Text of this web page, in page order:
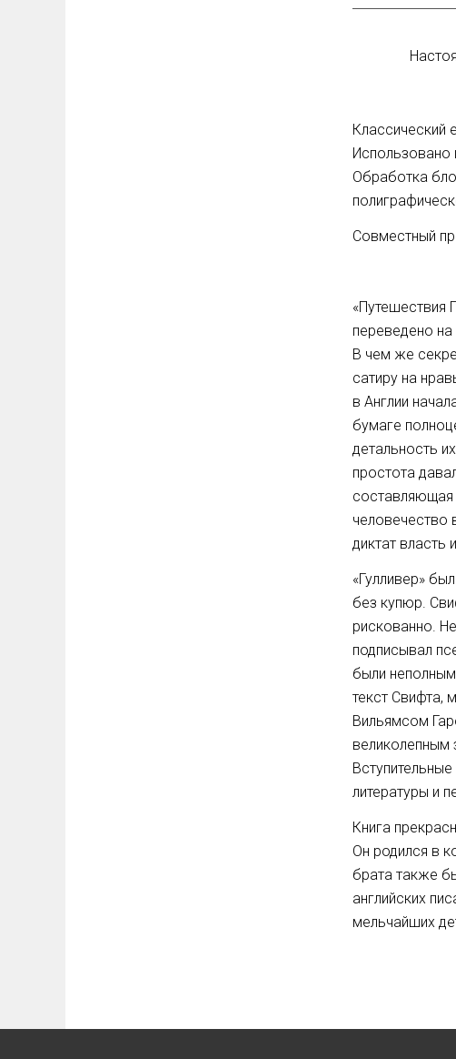
Классический
Использовано
Обработка
Совместный
«Путешествия
переведено на
В чем же
сатиру на
в Англии
бумаге
детальность
простота
составляющая
человечество
диктат власть
«Гулливер»
без купюр.
рискованно.
подписывал
были
текст Свифта,
Вильямсом
великолепным
литературы и
Книга
Он родился в
брата также
английских
мельчайших